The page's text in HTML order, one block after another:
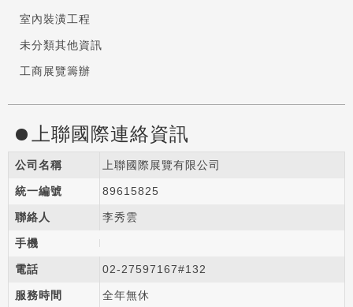
室內裝潢工程
未分類其他資訊
工商展覽籌辦
上聯國際連絡資訊
公司名稱 上聯國際展覽有限公司
統一編號 89615825
聯絡人 李秀雲
手機
電話 02-27597167#132
服務時間 全年無休